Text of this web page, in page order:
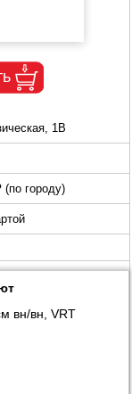
1В
(по городу)
вн/вн, VRT